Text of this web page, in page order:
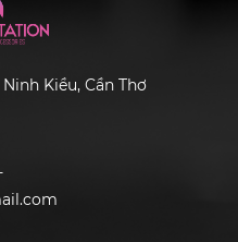
Kiều, Cần Thơ